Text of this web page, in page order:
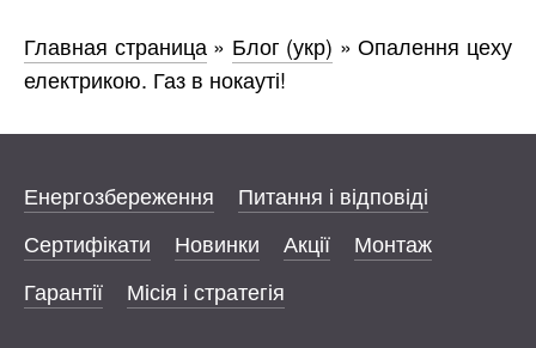
Главная страница» Блог (укр) »Опалення цеху
електрикою. Газ в нокауті!
Енергозбереження
Питання і відповіді
Сертифікати
Новинки Акції
Монтаж
Гарантії
Місія і стратегія